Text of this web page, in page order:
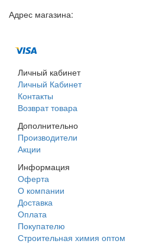
Адрес магазина:
Личный кабинет
Личный Кабинет
Контакты
Возврат товара
Дополнительно
Производители
Акции
Информация
Оферта
О компании
Доставка
Оплата
Покупателю
Строительная химия оптом